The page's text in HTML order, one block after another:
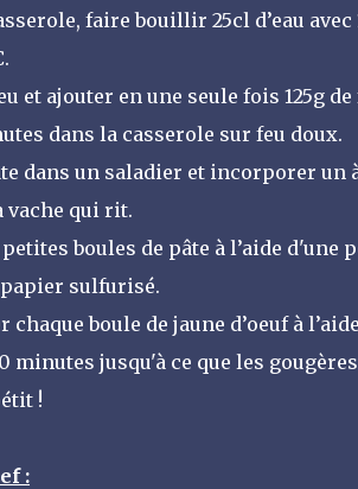
faire bouillir 25cl d’eau
et ajouter en une seule fois 125g
dans la casserole sur feu doux.
dans un saladier et incorporer
vache qui rit.
boules de pâte à l’aide
sulfurisé.
chaque boule de jaune d’oeuf à
minutes jusqu'à ce que les
!
: